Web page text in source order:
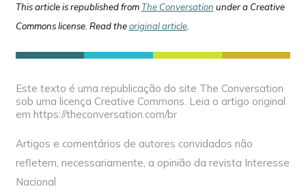
This article is republished from The Conversation under a Creative
Commons license. Read theoriginal article.
Este texto é uma republicação do site The Conversation
sob uma licença Creative Commons. Leia o artigo original
em https://theconversation.com/br
Artigos e comentários de autores convidados não
refletem, necessariamente, a opinião da revista Interesse
Nacional